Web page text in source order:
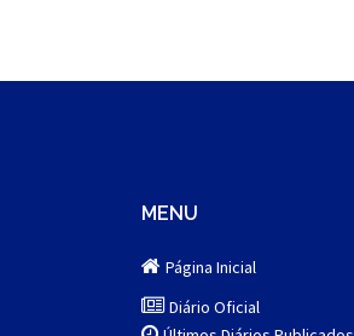
MENU
Página Inicial
Diário Oficial